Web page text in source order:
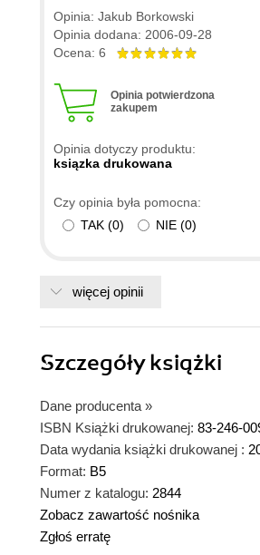
bogatą treścią książki mogą
bibliografii zawierającej tytuły
stron internetowych uzupełniające
Opinia: Jakub Borkowski
Opinia dodana: 2006-09-28
Ocena: 6
Opinia potwierdzona
zakupem
Opinia dotyczy produktu:
ksiązka drukowana
Czy opinia była pomocna:
TAK (0) NIE (0)
więcej opinii
Szczegółyksiążki
Dane producenta »
ISBN Książki drukowanej: 83-246-
Data wydania książki drukowanej :
Format: B5
Numer z katalogu: 2844
Zobacz zawartość nośnika
Zgłoś erratę